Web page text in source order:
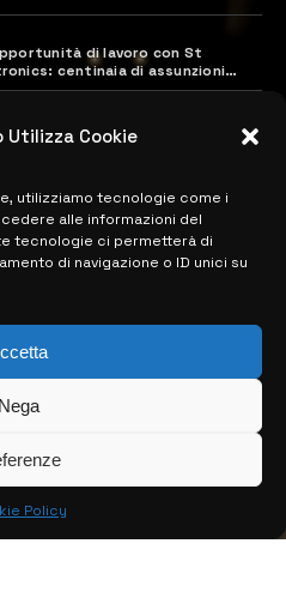
Utilizza Cookie
utilizziamo tecnologie come i
alle informazioni del
tecnologie ci permetterà di
di navigazione o ID unici su
Nega
Policy
di lavoro con St
centinaia di assunzioni